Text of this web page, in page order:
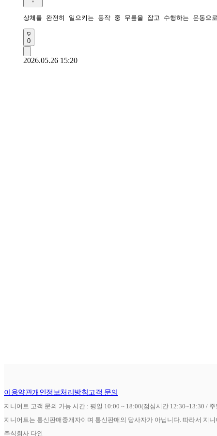
상체를 완전히 일으키는 동작 중 무릎을 잡고 수행하는 운동으
0
2026.05.26 15:20
이용약관개인정보처리방침고객 문의
지니어트 고객 문의 가능 시간 : 평일 10:00 ~ 18:00(점심시간 12:30~13:30 /
지니어트는 통신판매중개자이며 통신판매의 당사자가 아닙니다. 따라서 지
주식회사 다인